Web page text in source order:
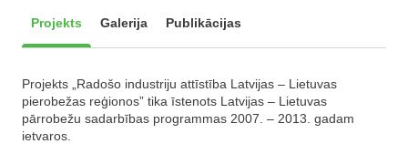
Projekts Galerija Publikācijas
Projekts „Radošo industriju attīstība Latvijas – Lietuvas
pierobežas reģionos” tika īstenots Latvijas – Lietuvas
pārrobežu sadarbības programmas 2007. – 2013. gadam
ietvaros.